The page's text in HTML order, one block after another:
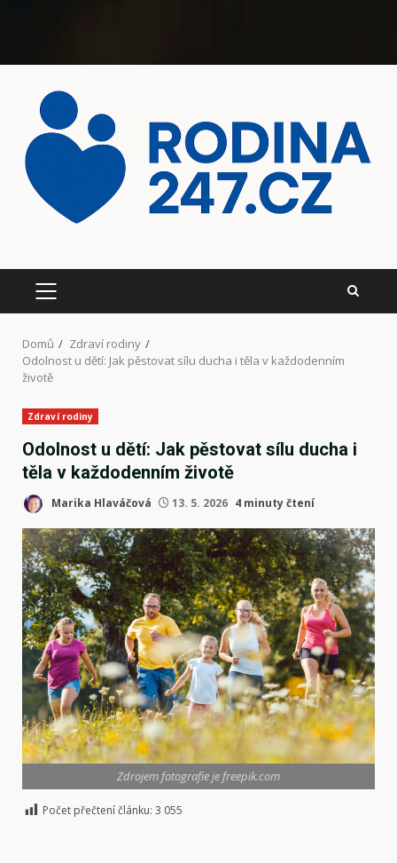
Domů
Zdraví rodiny
Odolnost u dětí: Jak pěstovat sílu ducha i těla v každodenním
životě
Zdraví rodiny
Odolnost u dětí: Jak pěstovat sílu ducha i
těla v každodenním životě
Marika Hlaváčová 13. 5. 2026 4 minuty čtení
Zdrojem fotografie je freepik.com
Počet přečtení článku: 3 055